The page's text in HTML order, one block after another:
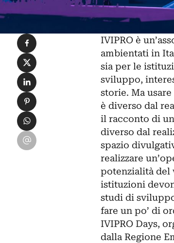
IVIPRO è
ambientati in
sia per le
sviluppo,
storie. Ma
è diverso dal
il racconto di
diverso dal
spazio
realizzare
potenzialità del
istituzioni
studi di
fare un po’ di
IVIPRO Days,
dalla Regione
Condividi su Facebook
Condividi su X
Condividi su LinkedIn
Condividi su Pinterest
Condividi su WhatsApp
Condividi su Email